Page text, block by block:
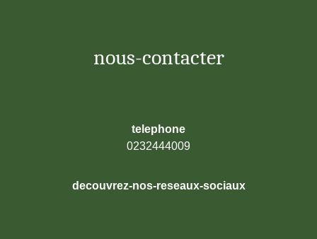
nous-contacter
telephone
0232444009
decouvrez-nos-reseaux-sociaux